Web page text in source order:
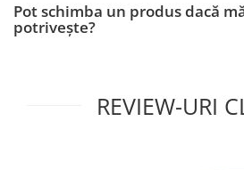
Pot schimba un produs dacă
potrivește?
REVIEW-URI